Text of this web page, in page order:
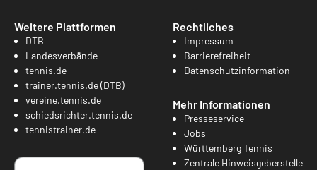
Weitere Plattformen
DTB
Landesverbände
tennis.de
trainer.tennis.de (DTB)
vereine.tennis.de
schiedsrichter.tennis.de
tennistrainer.de
Rechtliches
Impressum
Barrierefreiheit
Datenschutzinformation
Mehr Informationen
Presseservice
Jobs
Württemberg Tennis
Zentrale Hinweisgeberstelle